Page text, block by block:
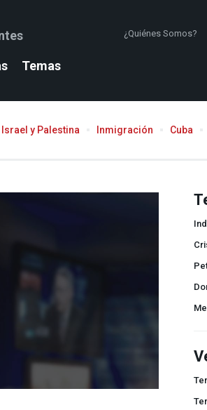
¿Quiénes Somos?
Temas
Israel y Palestina Inmigración Cuba